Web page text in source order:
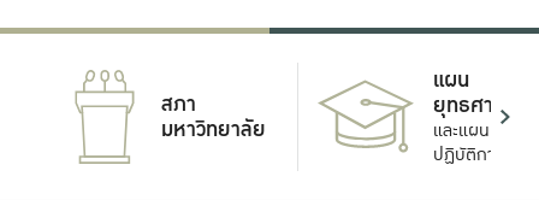
สภา
มหาวิทยาลัย
แผน
ยุทธศาสตร์
และแผน
ปฏิบัติการ